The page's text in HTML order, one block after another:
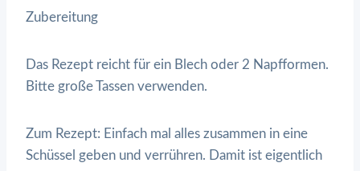
Zubereitung
Das Rezept reicht für ein Blech oder 2 Napfformen.
Bitte große Tassen verwenden.
Zum Rezept: Einfach mal alles zusammen in eine
Schüssel geben und verrühren. Damit ist eigentlich